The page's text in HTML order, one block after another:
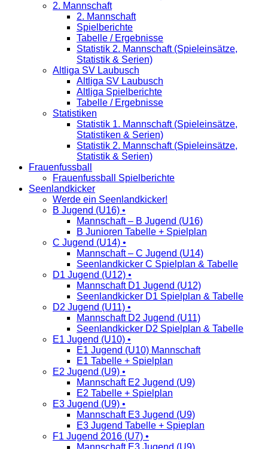
2. Mannschaft
2. Mannschaft
Spielberichte
Tabelle / Ergebnisse
Statistik 2. Mannschaft (Spieleinsätze,
Statistik & Serien)
Altliga SV Laubusch
Altliga SV Laubusch
Altliga Spielberichte
Tabelle / Ergebnisse
Statistiken
Statistik 1. Mannschaft (Spieleinsätze,
Statistiken & Serien)
Statistik 2. Mannschaft (Spieleinsätze,
Statistik & Serien)
Frauenfussball
Frauenfussball Spielberichte
Seenlandkicker
Werde ein Seenlandkicker!
B Jugend (U16) •
Mannschaft – B Jugend (U16)
B Junioren Tabelle + Spielplan
C Jugend (U14) •
Mannschaft – C Jugend (U14)
Seenlandkicker C Spielplan & Tabelle
D1 Jugend (U12) •
Mannschaft D1 Jugend (U12)
Seenlandkicker D1 Spielplan & Tabelle
D2 Jugend (U11) •
Mannschaft D2 Jugend (U11)
Seenlandkicker D2 Spielplan & Tabelle
E1 Jugend (U10) •
E1 Jugend (U10) Mannschaft
E1 Tabelle + Spielplan
E2 Jugend (U9) •
Mannschaft E2 Jugend (U9)
E2 Tabelle + Spielplan
E3 Jugend (U9) •
Mannschaft E3 Jugend (U9)
E3 Jugend Tabelle + Spieplan
F1 Jugend 2016 (U7) •
Mannschaft E3 Jugend (U9)